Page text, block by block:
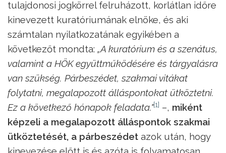
tulajdonosi jogkörrel felruházott, korlátlan időre
kinevezett kuratóriumának elnöke, és aki
számtalan nyilatkozatának egyikében a
következőt mondta: „A kuratórium és a szenátus,
valamint a HÖK együttműködésére és tárgyalásra
van szükség. Párbeszédet, szakmai vitákat
folytatni, megalapozott álláspontokat ütköztetni.
Ez a következő hónapok feladata."[1] –, miként
képzeli a megalapozott álláspontok szakmai
ütköztetését, a párbeszédet azok után, hogy